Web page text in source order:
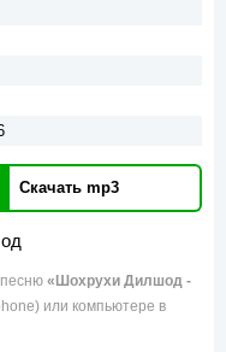
Скачать mp3
«Шохрухи Дилшод -
или компьютере в